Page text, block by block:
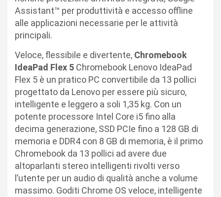
Assistant™ per produttività e accesso offline
alle applicazioni necessarie per le attività
principali.
Veloce, flessibile e divertente, Chromebook
IdeaPad Flex 5 Chromebook Lenovo IdeaPad
Flex 5 è un pratico PC convertibile da 13 pollici
progettato da Lenovo per essere più sicuro,
intelligente e leggero a soli 1,35 kg. Con un
potente processore Intel Core i5 fino alla
decima generazione, SSD PCIe fino a 128 GB di
memoria e DDR4 con 8 GB di memoria, è il primo
Chromebook da 13 pollici ad avere due
altoparlanti stereo intelligenti rivolti verso
l’utente per un audio di qualità anche a volume
massimo. Goditi Chrome OS veloce, intelligente